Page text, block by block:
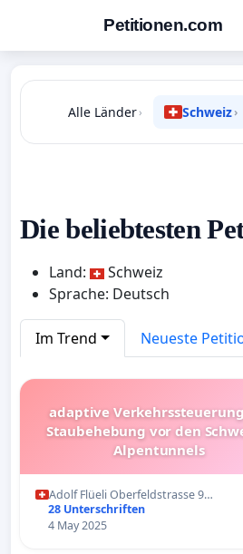
Petitionen.com
Alle Länder› Schweiz›
Die beliebtesten
Land:
Schweiz
Sprache: Deutsch
Im Trend Neueste
adaptive
Staubehebung vor den
Alpentunnels
Adolf Flüeli Oberfeldstrasse 9…
28 Unterschriften
4 May 2025